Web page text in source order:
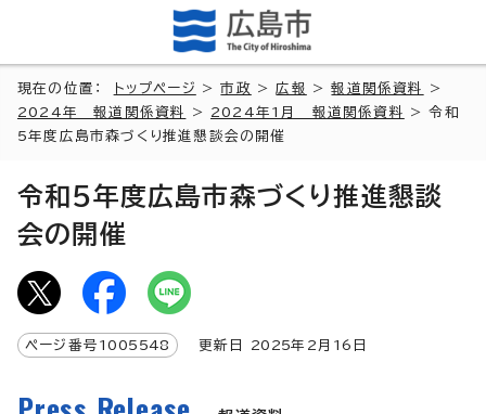
現在の位置： トップページ >市政 >広報 >報道関係資料
>
2024年 報道関係資料
> 2024年1月 報道関係資料
> 令和
5年度広島市森づくり推進懇談会の開催
令和5年度広島市森づくり推進懇談
会の開催
ページ番号 1005548 更新日 2025年2月 16 日